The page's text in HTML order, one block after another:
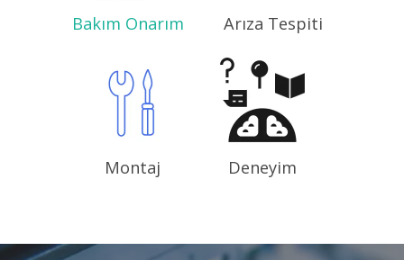
Bakım Onarım Arıza Tespiti
Montaj Deneyim